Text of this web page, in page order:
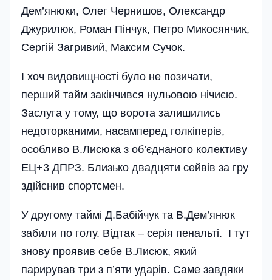
Дем’янюки, Олег Чернишов, Олександр
Джурилюк, Роман Пінчук, Петро Микосянчик,
Сергій Загривий, Максим Сучок.
І хоч видовищності було не позичати,
перший тайм закінчився нульовою нічиєю.
Заслуга у тому, що ворота залишились
недоторканими, насамперед голкіперів,
особливо В.Лисюка з об’єднаного колективу
ЕЦ+3 ДПРЗ. Близько двадцяти сейвів за гру
здійснив спортсмен.
У другому таймі Д.Бабійчук та В.Дем’янюк
забили по голу. Відтак – серія пенальті. І тут
знову проявив себе В.Лисюк, який
парирував три з п’яти ударів. Саме завдяки